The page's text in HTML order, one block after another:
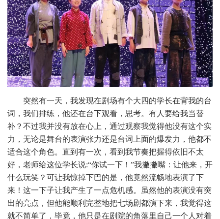
突然有一天，我发现在剧场有个大四的学长在背我的台
词，我们排练，他还在台下观看，思考。有人要给我当替
补？不过我并没有放在心上，通过观察我觉得他没有这个实
力，无论是舞台的表演张力还是台词上面的爆发力，他都不
适合这个角色。直到有一次，看到我节奏把握得依旧不太
好，老师给这位学长说:“你试一下！”我撇撇嘴：让他来，开
什么玩笑？可让我惊掉下巴的是，他竟然流畅地表演了下
来！这一下子让我产生了一点危机感。虽然他的表演没有突
出的亮点，但他能顺利完整地把七场剧都演下来，我觉得这
就不简单了，毕竟，他只是在剧院的角落里自己一个人对着